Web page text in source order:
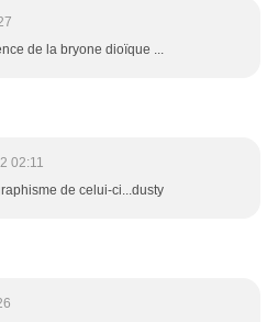
de la bryone dioïque ...
02:11
de celui-ci...dusty